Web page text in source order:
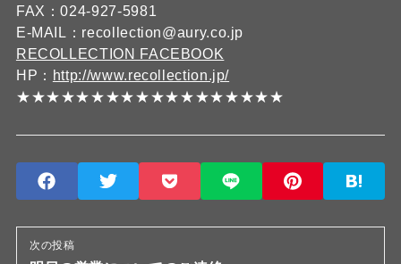
FAX：024-927-5981
E-MAIL：recollection@aury.co.jp
RECOLLECTION FACEBOOK
HP： http://www.recollection.jp/
★★★★★★★★★★★★★★★★★★
次の投稿